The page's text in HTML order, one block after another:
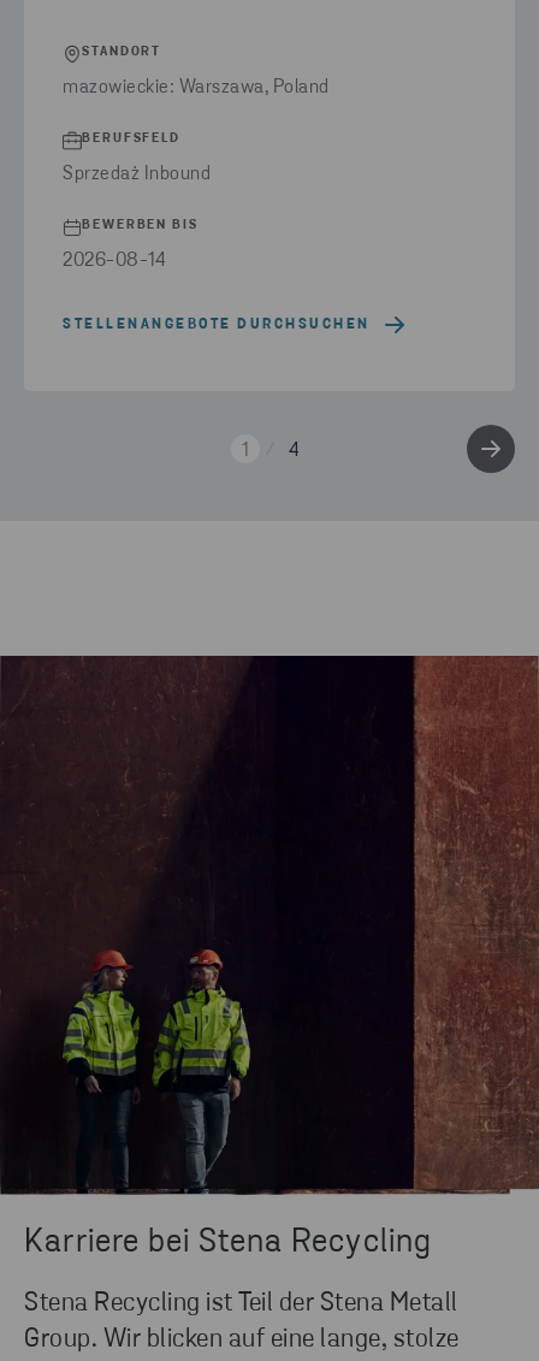
STANDORT
mazowieckie: Warszawa, Poland
BERUFSFELD
Sprzedaż Inbound
BEWERBEN BIS
2026-08-14
STELLENANGEBOTE DURCHSUCHEN
1 4
Karriere bei Stena Recycling
Stena Recycling ist Teil der Stena Metall
Group. Wir blicken auf eine lange, stolze